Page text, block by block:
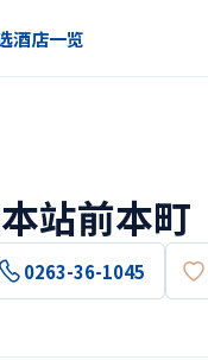
酒店一览
站前本町
0263-36-1045